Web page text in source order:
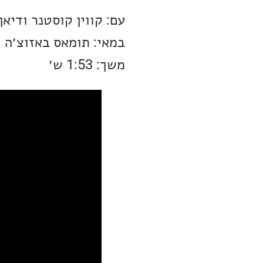
עם: קווין קוסטנר
במאי: תומאס באזוצ׳ה
משך: 1:53 ש׳